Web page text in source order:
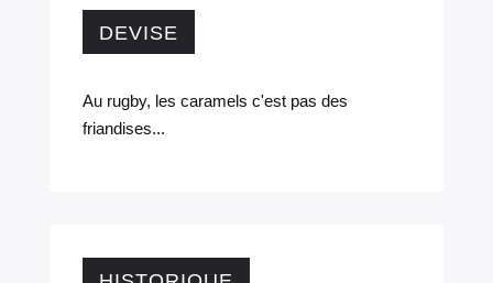
DEVISE
Au rugby, les caramels c'est pas des
friandises...